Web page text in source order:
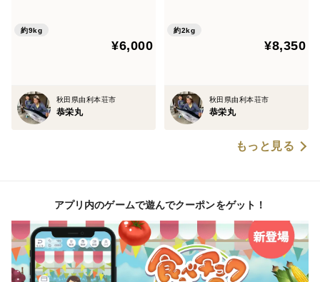
約9kg
¥6,000
秋田県由利本荘市
恭栄丸
約2kg
¥8,350
秋田県由利本荘市
恭栄丸
もっと見る
アプリ内のゲームで遊んでクーポンをゲット！